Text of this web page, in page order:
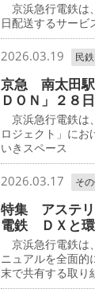
京浜急行電鉄は
日配送するサービ
2026.03.19 民
京急 南太田駅
ＤＯＮ」２８
京浜急行電鉄は
ロジェクト」にお
いきスペース
2026.03.17 そ
特集 アステ
電鉄 ＤＸと
京浜急行電鉄は
ニュアルを全面的
末で共有する取り